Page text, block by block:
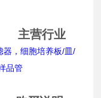
业
器，细胞培养板/皿/
品管